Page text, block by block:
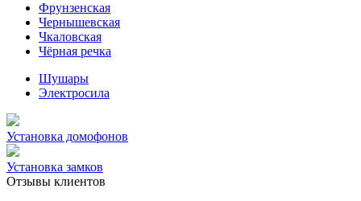
Фрунзенская
Чернышевская
Чкаловская
Чёрная речка
Шушары
Электросила
Установка домофонов
Установка замков
Отзывы клиентов